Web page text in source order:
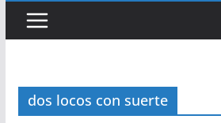
dos locos con suerte